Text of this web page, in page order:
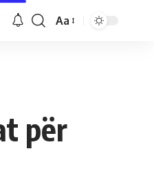
Aa
për